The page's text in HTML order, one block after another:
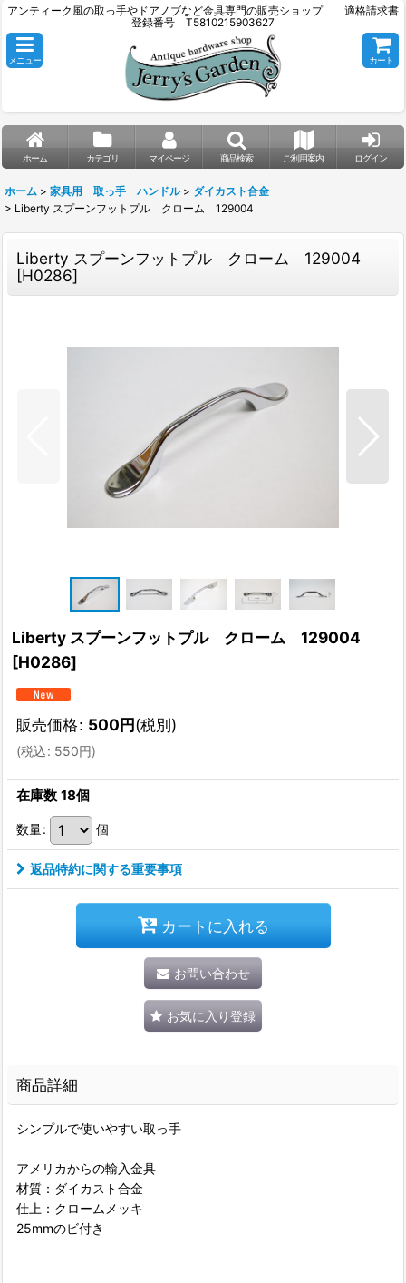
アンティーク風の取っ手やドアノブなど金具専門の販売ショップ 適格請求書
登録番号 T5810215903627
メニュー カート
ホーム カテゴリ マイページ 商品検索 ご利用案内 ログイン
ホーム > 家具用 取っ手 ハンドル > ダイカスト合金
> Liberty スプーンフットプル クローム 129004
Liberty スプーンフットプル クローム 129004
[H0286]
Liberty スプーンフットプル クローム 129004
[H0286]
販売価格: 500円(税別)
(税込: 550円)
在庫数 18個
数量: 個
返品特約に関する重要事項
カートに入れる
お問い合わせ
お気に入り登録
商品詳細
シンプルで使いやすい取っ手
アメリカからの輸入金具
材質：ダイカスト合金
仕上：クロームメッキ
25mmのビ付き